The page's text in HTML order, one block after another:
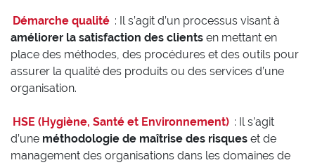
Démarche qualité : Il s’agit d’un processus visant à
améliorer la satisfaction des clients en mettant en
place des méthodes, des procédures et des outils pour
assurer la qualité des produits ou des services d’une
organisation.
HSE (Hygiène, Santé et Environnement) : Il s’agit
d’une méthodologie de maîtrise des risques et de
management des organisations dans les domaines de